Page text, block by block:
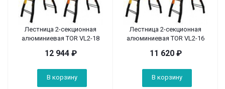
Лестница 2-секционная
алюминиевая TOR VL2-18
12 944₽
В корзину
Лестница 2-секционная
алюминиевая TOR VL2-16
11 620₽
В корзину